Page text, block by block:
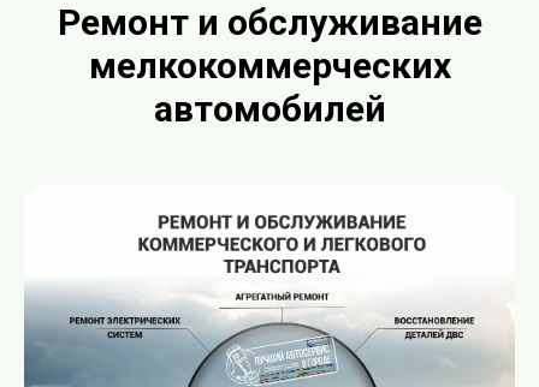
Ремонт и обслуживание
мелкокоммерческих
автомобилей